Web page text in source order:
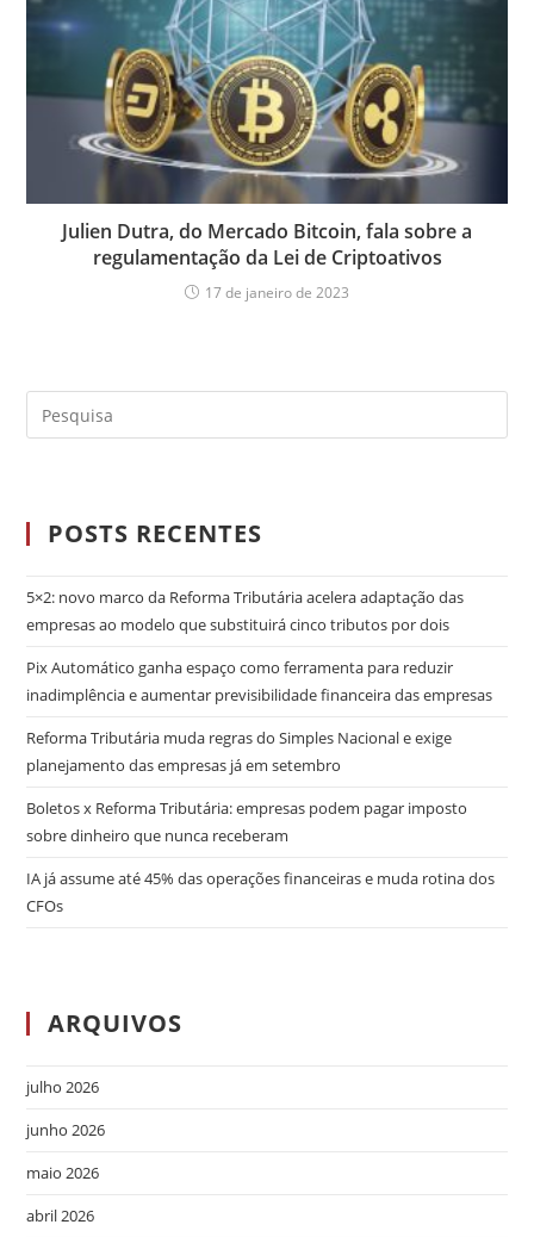
Julien Dutra, do Mercado Bitcoin, fala sobre a
regulamentação da Lei de Criptoativos
17 de janeiro de 2023
POSTS RECENTES
5×2: novo marco da Reforma Tributária acelera adaptação das
empresas ao modelo que substituirá cinco tributos por dois
Pix Automático ganha espaço como ferramenta para reduzir
inadimplência e aumentar previsibilidade financeira das empresas
Reforma Tributária muda regras do Simples Nacional e exige
planejamento das empresas já em setembro
Boletos x Reforma Tributária: empresas podem pagar imposto
sobre dinheiro que nunca receberam
IA já assume até 45% das operações financeiras e muda rotina dos
CFOs
ARQUIVOS
julho 2026
junho 2026
maio 2026
abril 2026